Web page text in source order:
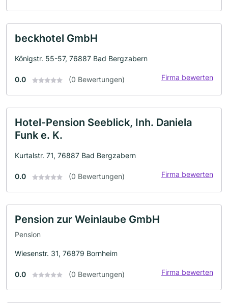
beckhotel GmbH
Königstr. 55-57, 76887 Bad Bergzabern
0.0 (0 Bewertungen) Firma bewerten
Hotel-Pension Seeblick, Inh. Daniela
Funk e. K.
Kurtalstr. 71, 76887 Bad Bergzabern
0.0 (0 Bewertungen) Firma bewerten
Pension zur Weinlaube GmbH
Pension
Wiesenstr. 31, 76879 Bornheim
0.0 (0 Bewertungen) Firma bewerten